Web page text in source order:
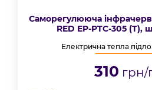
Саморегулююча
RED EP-PTC-305 (T),
Електрична тепла
310 грн/